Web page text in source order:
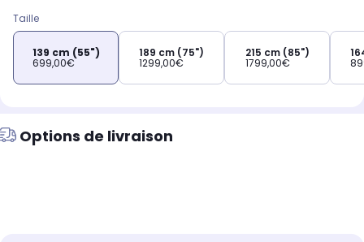
Taille
139 cm (55")
699,00€
189 cm (75")
1299,00€
215 cm (85")
1799,00€
Options de livraison